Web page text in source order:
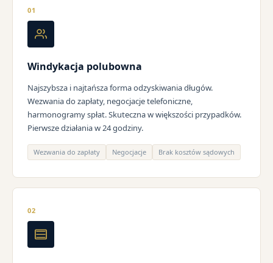
01
Windykacja polubowna
Najszybsza i najtańsza forma odzyskiwania długów.
Wezwania do zapłaty, negocjacje telefoniczne,
harmonogramy spłat. Skuteczna w większości przypadków.
Pierwsze działania w 24 godziny.
Wezwania do zapłaty Negocjacje Brak kosztów sądowych
02